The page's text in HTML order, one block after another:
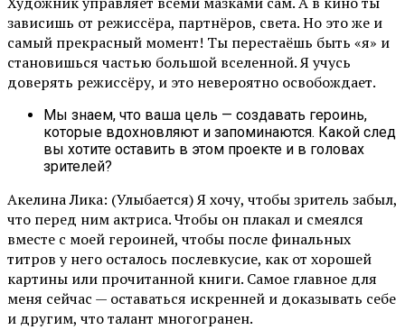
зависишь от режиссёра, партнёров, света. Но это же и
самый прекрасный момент! Ты перестаёшь быть «я» и
становишься частью большой вселенной. Я учусь
доверять режиссёру, и это невероятно освобождает.
Мы знаем, что ваша цель — создавать героинь,
которые вдохновляют и запоминаются. Какой след
вы хотите оставить в этом проекте и в головах
зрителей?
Акелина Лика: (Улыбается) Я хочу, чтобы зритель забыл,
что перед ним актриса. Чтобы он плакал и смеялся
вместе с моей героиней, чтобы после финальных
титров у него осталось послевкусие, как от хорошей
картины или прочитанной книги. Самое главное для
меня сейчас — оставаться искренней и доказывать себе
и другим, что талант многогранен.